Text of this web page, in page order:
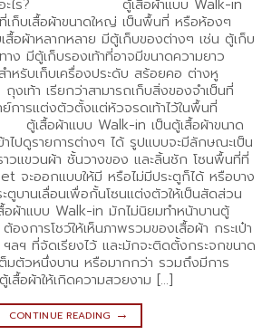
ออะไร? ตู้เสื้อผ้าแบบ Walk-in
ก็บเสื้อผ้าขนาดใหญ่ เป็นพื้นที่ หรือห้องๆ
สื้อผ้าหลากหลาย มีตู้เก็บของต่างๆ เช่น ตู้เก็บ
าง มีตู้เก็บรองเท้าที่อาจมีขนาดความยาว
หรับเก็บเครื่องประดับ สร้อยคอ ต่างหู
งเท้า เรียกว่าสามารถเก็บสิ่งของจำเป็นที่
การแต่งตัวตั้งแต่หัวจรดเท้าไว้ในพื้นที่
แบบ Walk-in เป็นตู้เสื้อผ้าขนาด
ไปดูรายการต่างๆ ได้ รูปแบบจะมีลักษณะเป็น
วแขวนผ้า ชั้นวางของ และลิ้นชัก โซนพื้นที่ที่
จะออกแบบให้มี หรือไม่มีประตูก็ได้ หรือบาง
ตูบานเลื่อนเพื่อกั้นโซนแต่งตัวให้เป็นสัดส่วน
in มักไม่นิยมทำหน้าบานตู้
องการโชว์ให้เห็นภาพรวมของเสื้อผ้า กระเป๋า
ฯลฯ ที่จัดเรียงไว้ และมักจะติดตั้งกระจกขนาด
มตัวหนึ่งบาน หรือมากกว่า รวมถึงมีการ
สื้อผ้าให้เกิดความสวยงาม […]
CONTINUE READING →